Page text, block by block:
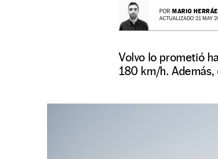
POR MARIO
ACTUALIZADO 21 MAY
Volvo lo prometió
180 km/h.